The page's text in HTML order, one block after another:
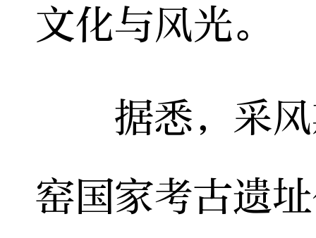
文化与风光。
据悉，采风
窑国家考古遗